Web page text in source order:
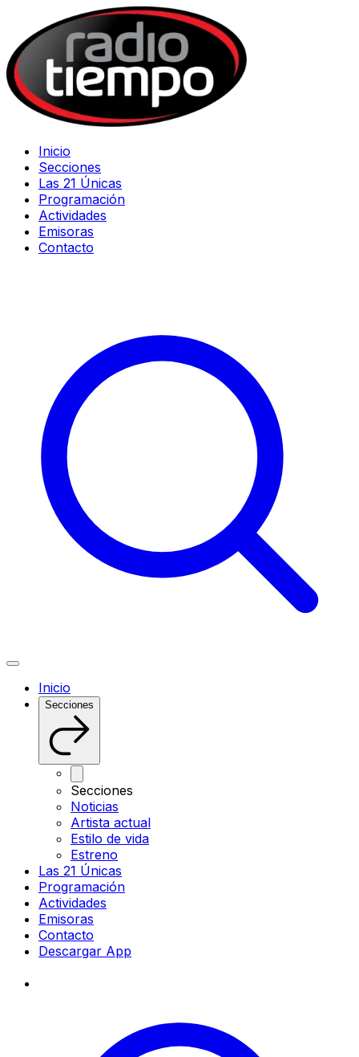
Inicio
Secciones
Las 21 Únicas
Programación
Actividades
Emisoras
Contacto
Inicio
Secciones
Secciones
Noticias
Artista actual
Estilo de vida
Estreno
Las 21 Únicas
Programación
Actividades
Emisoras
Contacto
Descargar App